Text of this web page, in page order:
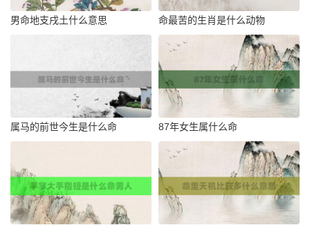
男命地支戌土什么意思 命最苦的生肖是什么动物
属马的前世今生是什么命 87年女生属什么命